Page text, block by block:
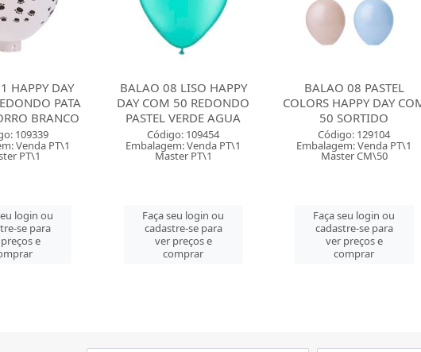
LISO HAPPY
REDONDO
AGUA
109454
Venda PT\1
PT\1
login ou
se para
e
BALAO 08 PASTEL
COLORS HAPPY DAY COM
50 SORTIDO
Código: 129104
Embalagem: Venda PT\1
Master CM\50
Faça seu login ou
cadastre-se para
ver preços e
comprar
BALAO 08 LISO HAPPY
DAY COM 50 REDONDO
PASTEL MARFIM
Código: 129105
Embalagem: Venda PT\1
Master CM\50
Faça seu login ou
cadastre-se para
ver preços e
comprar